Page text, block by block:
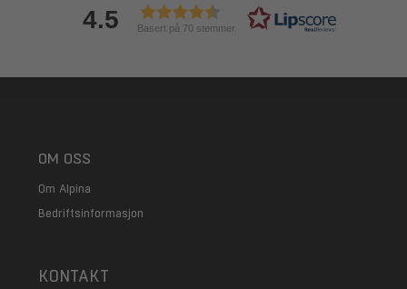
4.5 Basert på 70 stemmer
OM OSS
Om Alpina
Bedriftsinformasjon
KONTAKT